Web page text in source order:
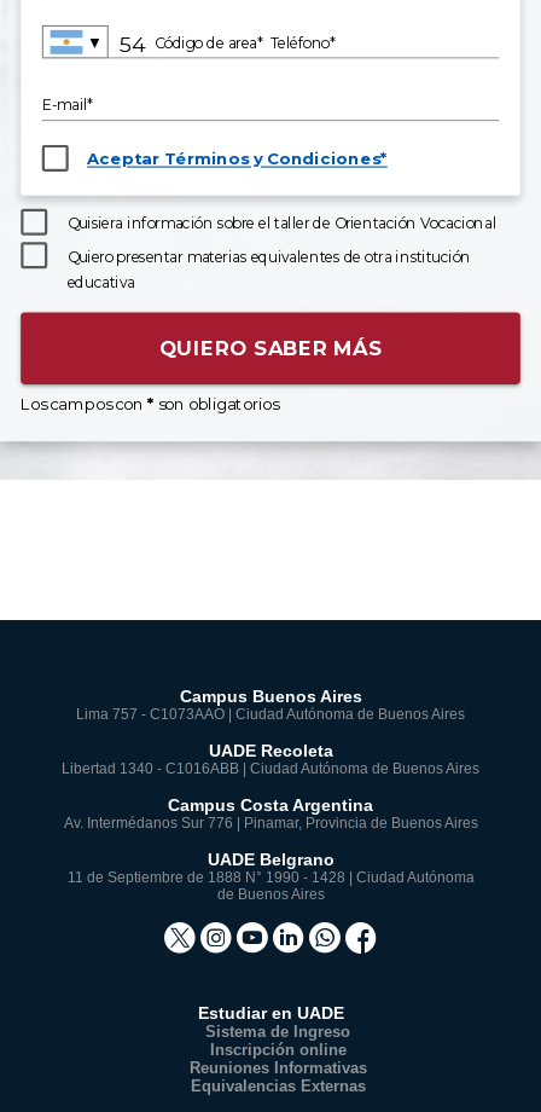
▼ Código de area* Teléfono*
E-mail*
Aceptar Términos y Condiciones*
Quisiera información sobre el taller de Orientación Vocacional
Quiero presentar materias equivalentes de otra institución
educativa
QUIERO SABER MÁS
Los campos con * son obligatorios
Campus Buenos Aires
Lima 757 - C1073AAO | Ciudad Autónoma de Buenos Aires
UADE Recoleta
Libertad 1340 - C1016ABB | Ciudad Autónoma de Buenos Aires
Campus Costa Argentina
Av. Intermédanos Sur 776 | Pinamar, Provincia de Buenos Aires
UADE Belgrano
11 de Septiembre de 1888 N° 1990 - 1428 | Ciudad Autónoma
de Buenos Aires
Estudiar en UADE
Sistema de Ingreso
Inscripción online
Reuniones Informativas
Equivalencias Externas